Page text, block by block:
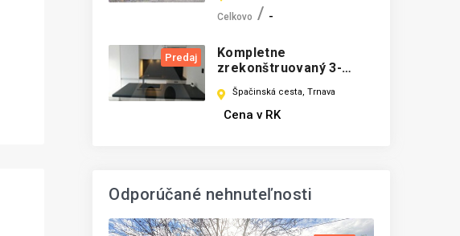
Celkovo -
Predaj
Kompletne
zrekonštruovaný 3-
izbový byt na predaj,
Špačinská cesta, Trnava
Špačinská cesta, Trnava
Cena v RK
Odporúčané nehnuteľnosti